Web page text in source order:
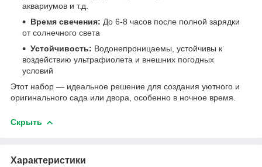
аквариумов и т.д.
Время свечения: До 6-8 часов после полной зарядки
от солнечного света
Устойчивость: Водонепроницаемы, устойчивы к
воздействию ультрафиолета и внешних погодных
условий
Этот набор — идеальное решение для создания уютного и
оригинального сада или двора, особенно в ночное время.
Скрыть
Характеристики